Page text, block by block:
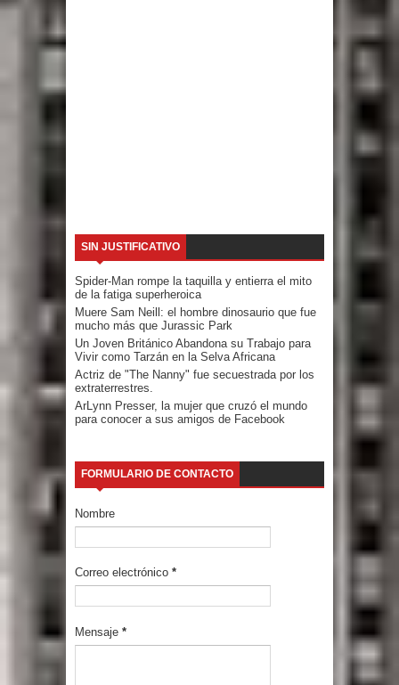
SIN JUSTIFICATIVO
Spider-Man rompe la taquilla y entierra el mito
de la fatiga superheroica
Muere Sam Neill: el hombre dinosaurio que fue
mucho más que Jurassic Park
Un Joven Británico Abandona su Trabajo para
Vivir como Tarzán en la Selva Africana
Actriz de "The Nanny" fue secuestrada por los
extraterrestres.
ArLynn Presser, la mujer que cruzó el mundo
para conocer a sus amigos de Facebook
FORMULARIO DE CONTACTO
Nombre
Correo electrónico *
Mensaje *